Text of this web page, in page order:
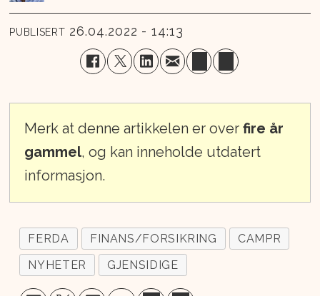
PUBLISERT 26.04.2022 - 14:13
Merk at denne artikkelen er overfire år
gammel, og kan inneholde utdatert
informasjon.
FERDA FINANS/FORSIKRING
CAMPR
NYHETER
GJENSIDIGE